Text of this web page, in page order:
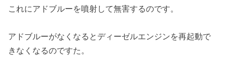
これにアドブルーを噴射して無害するのです。
アドブルーがなくなるとディーゼルエンジンを再起動で
きなくなるのですた。